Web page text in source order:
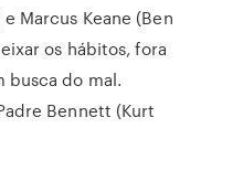
Marcus Keane (Ben
os hábitos, fora
busca do mal.
Bennett (Kurt